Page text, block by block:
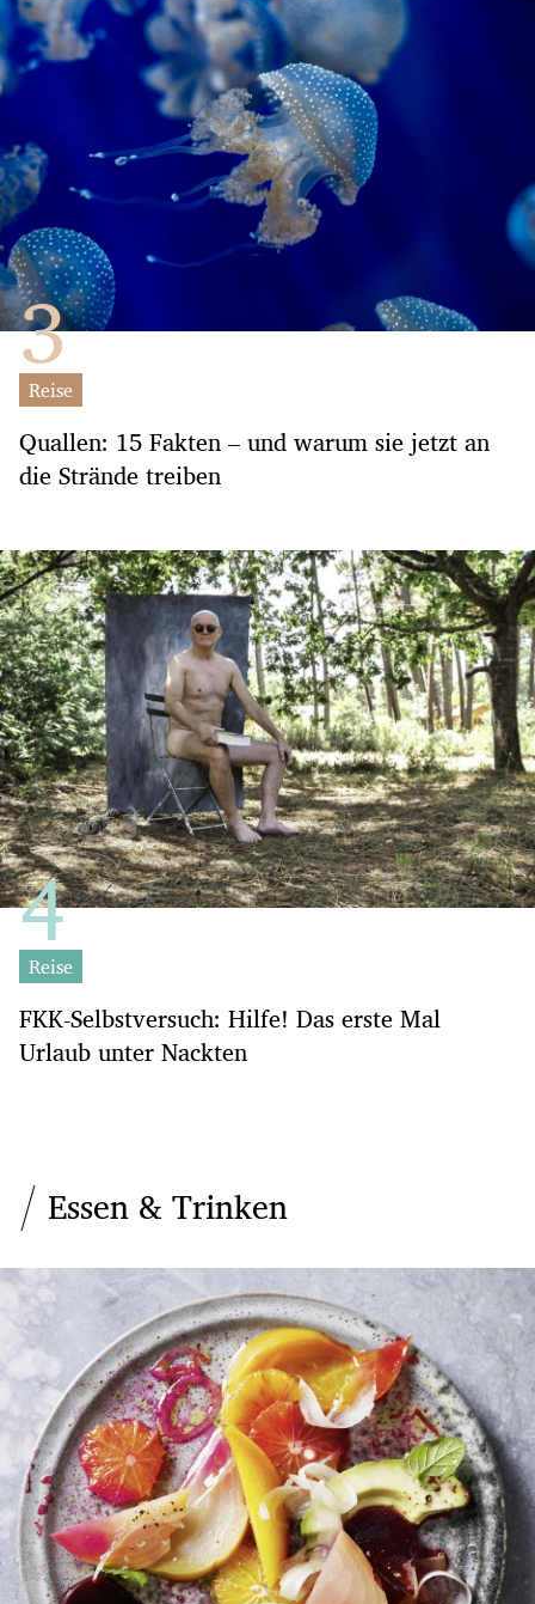
Reise
Quallen: 15 Fakten – und warum sie jetzt an
die Strände treiben
Reise
FKK-Selbstversuch: Hilfe! Das erste Mal
Urlaub unter Nackten
Essen & Trinken